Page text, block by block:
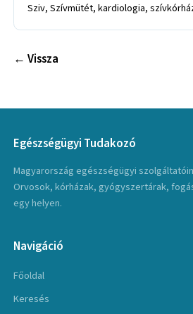
Sziv, Szívmütét, kardiologia,
← Vissza
Egészségügyi Tudakozó
Magyarország egészségügyi
Orvosok, kórházak, gyógyszertárak,
egy helyen.
Navigáció
Főoldal
Keresés